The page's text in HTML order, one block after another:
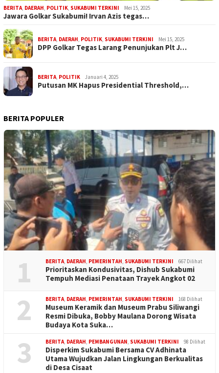
BERITA, DAERAH, POLITIK, SUKABUMI TERKINI Mei 15, 2025
Jawara Golkar Sukabumi! Irvan Azis tegas…
BERITA, DAERAH, POLITIK, SUKABUMI TERKINI Mei 15, 2025
DPP Golkar Tegas Larang Penunjukan Plt J…
BERITA, POLITIK Januari 4, 2025
Putusan MK Hapus Presidential Threshold,…
BERITA POPULER
1 BERITA, DAERAH, PEMERINTAH, SUKABUMI TERKINI 667 Dilihat
Prioritaskan Kondusivitas, Dishub Sukabumi
Tempuh Mediasi Penataan Trayek Angkot 02
2 BERITA, DAERAH, PEMERINTAH, SUKABUMI TERKINI 168 Dilihat
Museum Keramik dan Museum Prabu Siliwangi
Resmi Dibuka, Bobby Maulana Dorong Wisata
Budaya Kota Suka…
3 BERITA, DAERAH, PEMBANGUNAN, SUKABUMI TERKINI 98 Dilihat
Disperkim Sukabumi Bersama CV Adhinata
Utama Wujudkan Jalan Lingkungan Berkualitas
di Desa Cisaat